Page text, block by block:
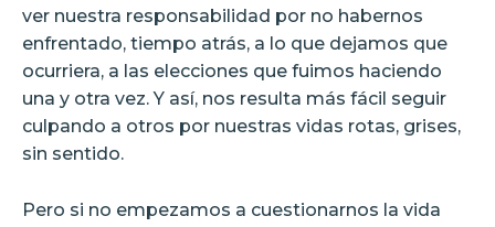
ver nuestra responsabilidad por no habernos
enfrentado, tiempo atrás, a lo que dejamos que
ocurriera, a las elecciones que fuimos haciendo
una y otra vez. Y así, nos resulta más fácil seguir
culpando a otros por nuestras vidas rotas, grises,
sin sentido.
Pero si no empezamos a cuestionarnos la vida